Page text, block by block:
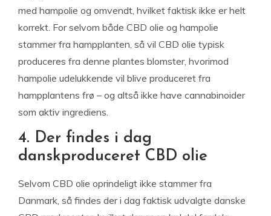
med hampolie og omvendt, hvilket faktisk ikke er helt
korrekt. For selvom både CBD olie og hampolie
stammer fra hampplanten, så vil CBD olie typisk
produceres fra denne plantes blomster, hvorimod
hampolie udelukkende vil blive produceret fra
hampplantens frø – og altså ikke have cannabinoider
som aktiv ingrediens.
4. Der findes i dag
danskproduceret CBD olie
Selvom CBD olie oprindeligt ikke stammer fra
Danmark, så findes der i dag faktisk udvalgte danske